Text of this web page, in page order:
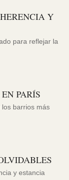
Y
para reflejar la
PARÍS
barrios más
y estancia